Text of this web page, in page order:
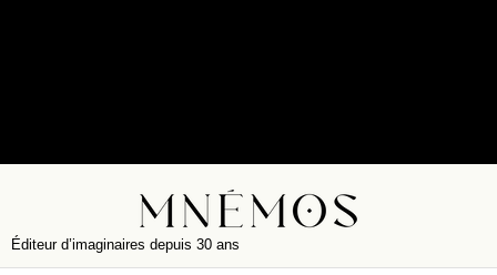
Éditeur d’imaginaires depuis 30 ans